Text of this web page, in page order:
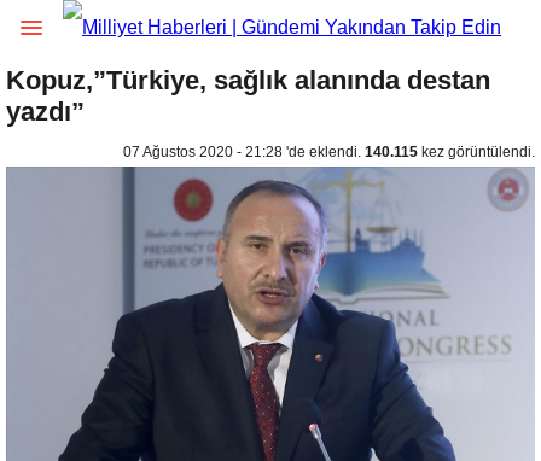
Kopuz,”Türkiye, sağlık alanında destan
yazdı”
07 Ağustos 2020 - 21:28 'de eklendi. 140.115 kez görüntülendi.